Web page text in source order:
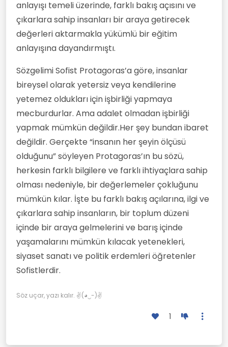
anlayışı temeli üzerinde, farklı bakış açısını ve
çıkarlara sahip insanları bir araya getirecek
değerleri aktarmakla yükümlü bir eğitim
anlayışına dayandırmıştı.
Sözgelimi Sofist Protagoras’a göre, insanlar
bireysel olarak yetersiz veya kendilerine
yetemez oldukları için işbirliği yapmaya
mecburdurlar. Ama adalet olmadan işbirliği
yapmak mümkün değildir.Her şey bundan ibaret
değildir. Gerçekte “insanın her şeyin ölçüsü
olduğunu” söyleyen Protagoras’ın bu sözü,
herkesin farklı bilgilere ve farklı ihtiyaçlara sahip
olması nedeniyle, bir değerlemeler çokluğunu
mümkün kılar. İşte bu farklı bakış açılarına, ilgi ve
çıkarlara sahip insanların, bir toplum düzeni
içinde bir araya gelmelerini ve barış içinde
yaşamalarını mümkün kılacak yetenekleri,
siyaset sanatı ve politik erdemleri öğretenler
Sofistlerdir.
Söz uçar, yazı kalır. ✌(◕‿-)✌
1